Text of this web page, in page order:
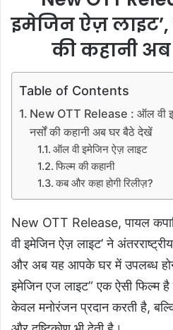
इमेजिन ऐज़ लाइट’,
की कहानी
Table of Contents
New OTT Release : ऑल वी
नर्सों की कहानी अब घर बैठे देखें
ऑल वी इमेजिन ऐज़ लाइट
फिल्म की कहानी
कब और कहा होगी रिलीज़?
New OTT Release, पायल
वी इमेजिन ऐज़ लाइट’ ने
और अब यह आपके घर में उपलब्ध
इमेजिन एज लाइट” एक ऐसी फिल्म
केवल मनोरंजन प्रदान करती है,